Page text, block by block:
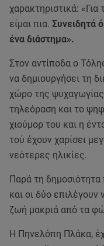
χαρακτηριστικά:
είμαι πια. Συνειδητά
ένα διάστημα».
Στον αντίποδα ο
να δημιουργήσει τη
χώρο της
τηλεόραση και το
χιούμορ του και η
τού έχουν χαρίσει
νεότερες ηλικίες.
Παρά τη
και οι δύο
ζωή μακριά από τα
Η Πηνελόπη Πλάκα,